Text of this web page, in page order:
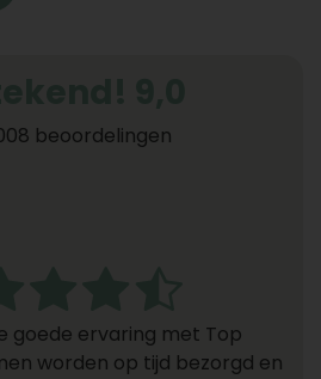
beoordelingen
goede ervaring met Top
worden op tijd bezorgd en